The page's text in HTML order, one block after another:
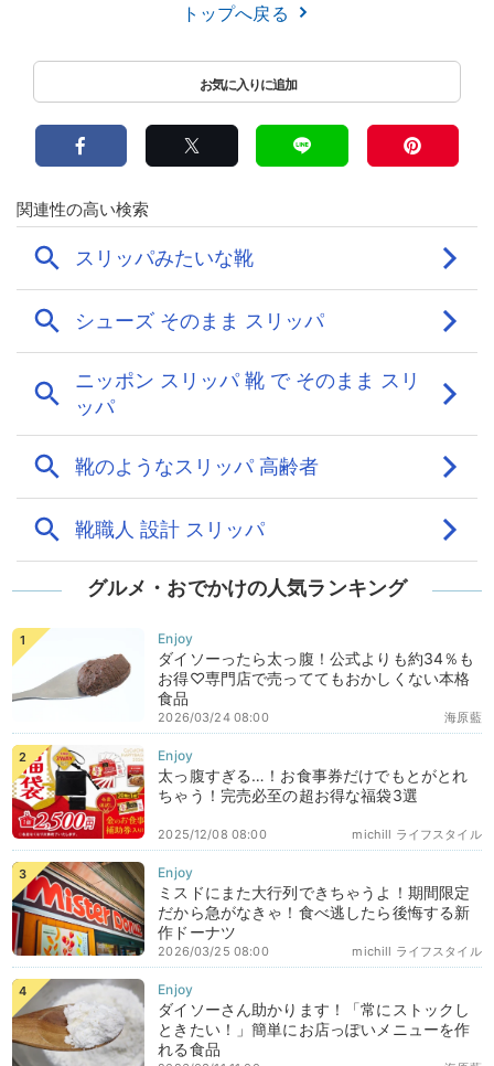
トップへ戻る
グルメ・おでかけの人気ランキング
ダイソーったら太っ腹！公式よりも約34％も
お得♡専門店で売っててもおかしくない本格
食品
海原藍
2026/03/24 08:00
太っ腹すぎる…！お食事券だけでもとがとれ
ちゃう！完売必至の超お得な福袋3選
michill ライフスタイル
2025/12/08 08:00
ミスドにまた大行列できちゃうよ！期間限定
だから急がなきゃ！食べ逃したら後悔する新
作ドーナツ
michill ライフスタイル
2026/03/25 08:00
ダイソーさん助かります！「常にストックし
ときたい！」簡単にお店っぽいメニューを作
れる食品